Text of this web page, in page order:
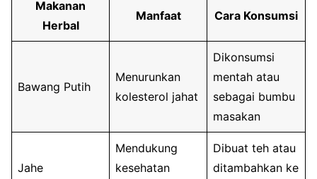
Makanan
Herbal
Manfaat Cara Konsumsi
Bawang Putih
Menurunkan
kolesterol jahat
Dikonsumsi
mentah atau
sebagai bumbu
masakan
Jahe
Mendukung
kesehatan
Dibuat teh atau
ditambahkan ke